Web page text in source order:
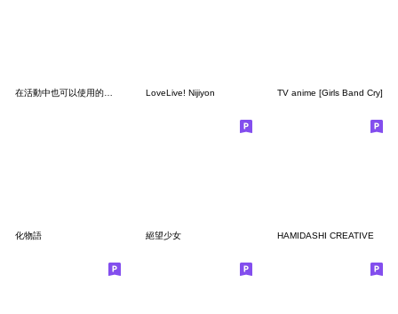
LoveLive! Nijiyon TV anime [Girls Band Cry]
化物語 絕望少女 HAMIDASHI CREATIVE